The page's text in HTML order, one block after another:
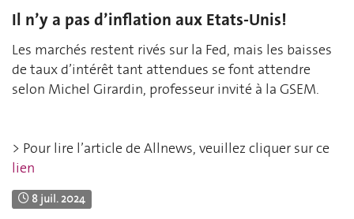
Il n’y a pas d’inflation aux Etats-Unis!
Les marchés restent rivés sur la Fed, mais les baisses
de taux d’intérêt tant attendues se font attendre
selon Michel Girardin, professeur invité à la GSEM.
> Pour lire l’article de Allnews, veuillez cliquer sur ce
lien
8 juil. 2024